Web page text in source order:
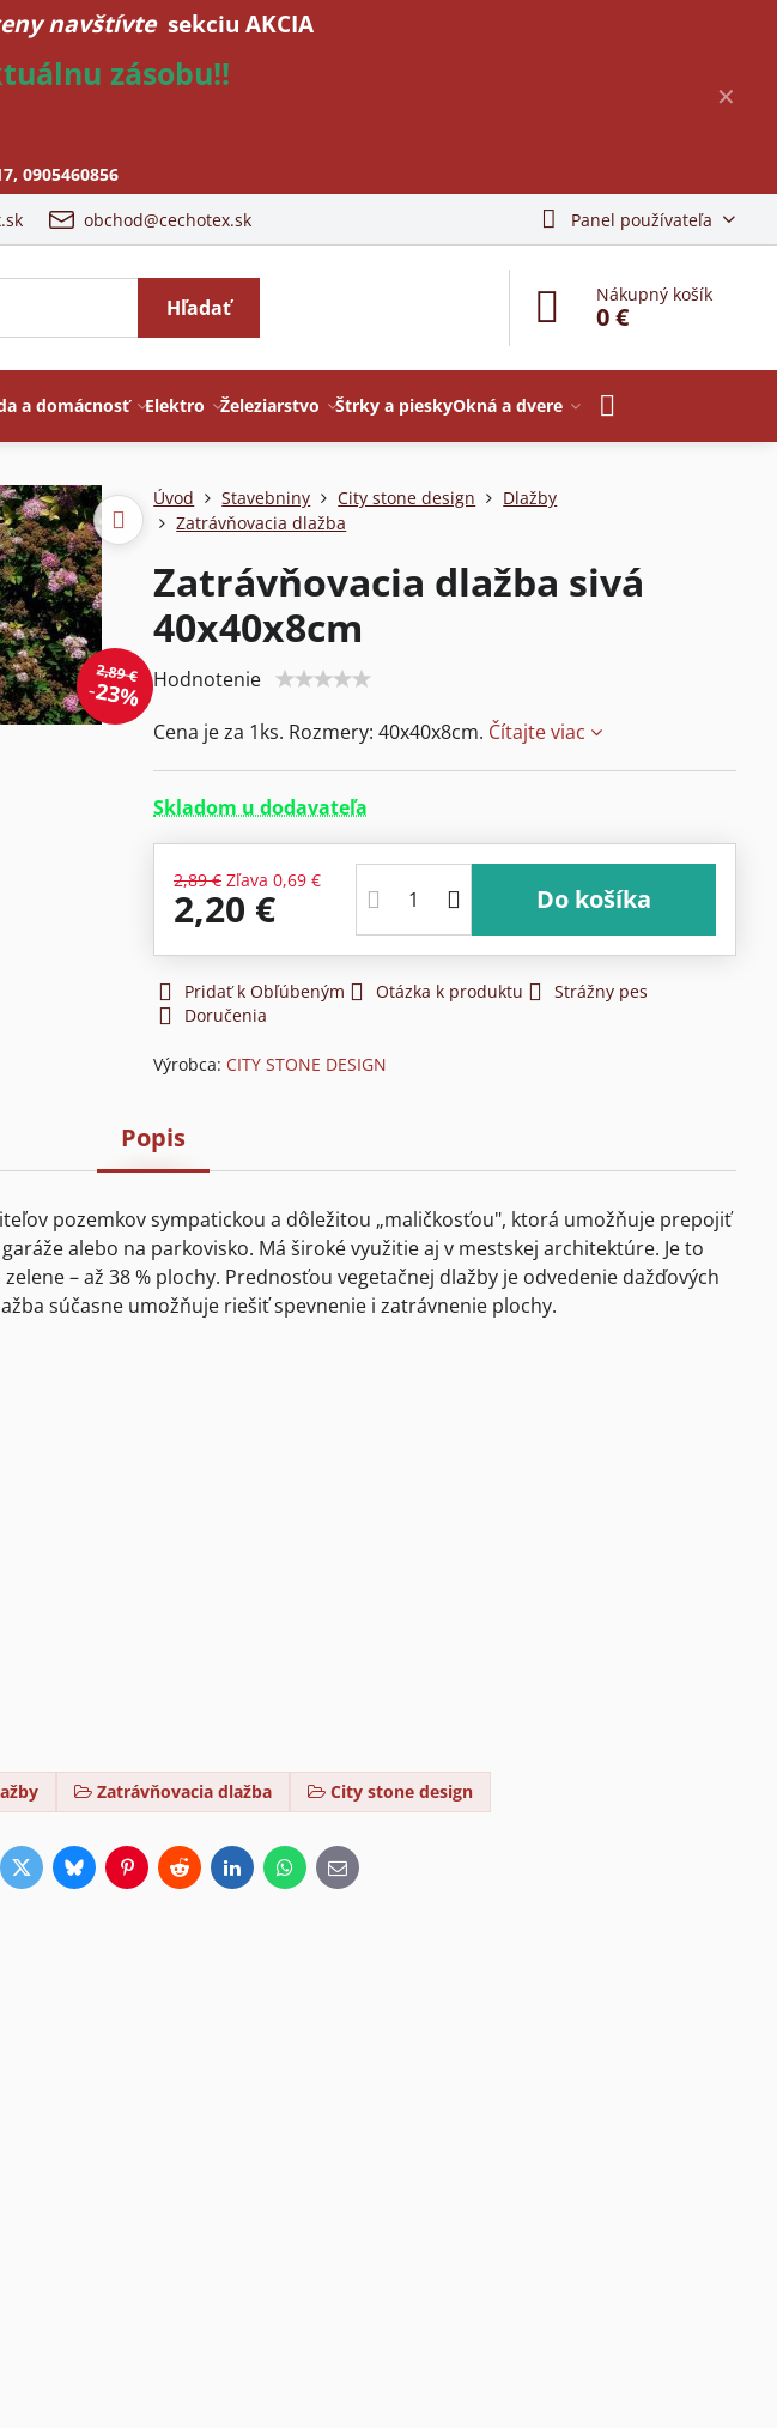
✕
navštívte sekciu AKCIA
zásobu!!
, 0905460856
obchod@cechotex.sk Panel používateľa
Hľadať
Nákupný košík
0 €
a domácnosť Elektro Železiarstvo Štrky a pieskyOkná a dvere
2,89 €
23%
Úvod Stavebniny City stone design
Dlažby
Zatrávňovacia dlažba
Zatrávňovacia dlažba sivá
40x40x8cm
Hodnotenie
Cena je za 1ks. Rozmery: 40x40x8cm. Čítajte viac
Skladom u dodavateľa
2,89 € Zľava 0,69 €
2,20 € Do košíka
Pridať k Obľúbeným Otázka k produktu
Strážny pes
Doručenia
Výrobca: CITY STONE DESIGN
Popis
pozemkov sympatickou a dôležitou „maličkosťou", ktorá umožňuje prepojiť
alebo na parkovisko. Má široké využitie aj v mestskej architektúre. Je to
– až 38 % plochy. Prednosťou vegetačnej dlažby je odvedenie dažďových
súčasne umožňuje riešiť spevnenie i zatrávnenie plochy.
Zatrávňovacia dlažba City stone design
TwitterBlueskyPinterestRedditLinkedInWhatsApp
E-
mail